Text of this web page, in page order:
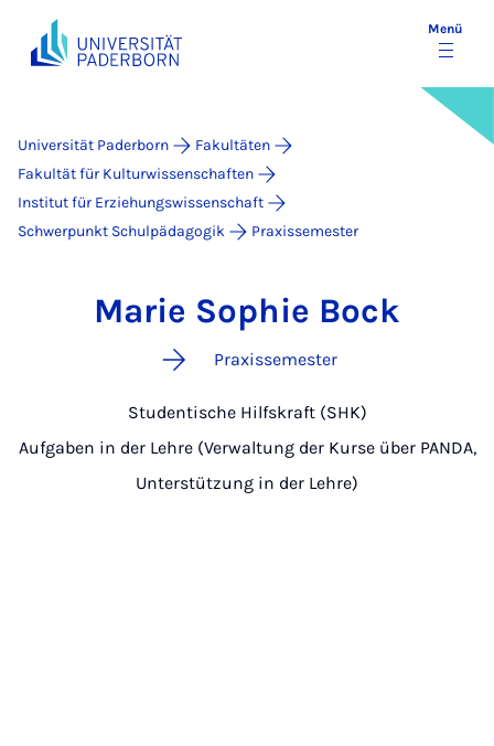
Menü
Universität Paderborn
Fakultäten
Fakultät für Kulturwissenschaften
Institut für Erziehungswissenschaft
Schwerpunkt Schulpädagogik
Praxissemester
Marie Sophie Bock
Praxissemester
Studentische Hilfskraft (SHK)
Aufgaben in der Lehre (Verwaltung der Kurse über PANDA,
Unterstützung in der Lehre)